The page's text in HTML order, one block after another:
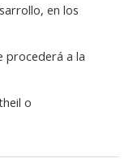
en los
procederá a la
o